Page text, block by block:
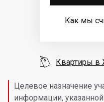
Целевое назначение
информации,
Как мы
 Квартиры в